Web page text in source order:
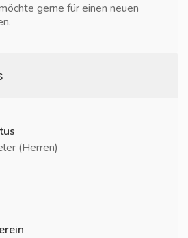
gerne für einen neuen
(Herren)